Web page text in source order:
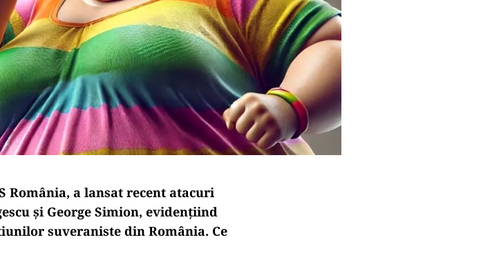
România, a lansat recent atacuri
și George Simion, evidențiind
suveraniste din România. Ce